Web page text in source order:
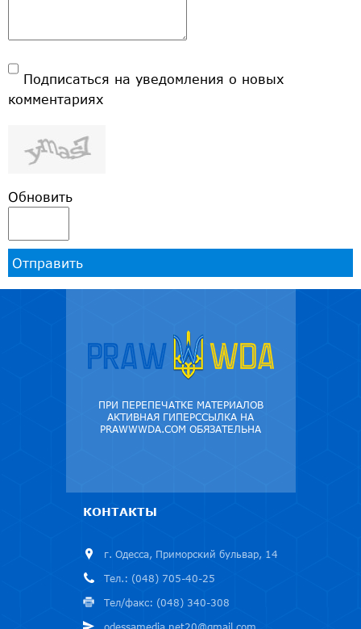
Подписаться на уведомления о новых
комментариях
Обновить
Отправить
ПРИ ПЕРЕПЕЧАТКЕ МАТЕРИАЛОВ
АКТИВНАЯ ГИПЕРССЫЛКА НА
PRAWWWDA.COM ОБЯЗАТЕЛЬНА
КОНТАКТЫ
г. Одесса, Приморский бульвар, 14
Тел.: (048) 705-40-25
Тел/факс: (048) 340-308